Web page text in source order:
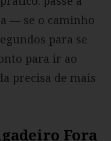
— se o caminho
para se
para ir ao
precisa de mais
Fora